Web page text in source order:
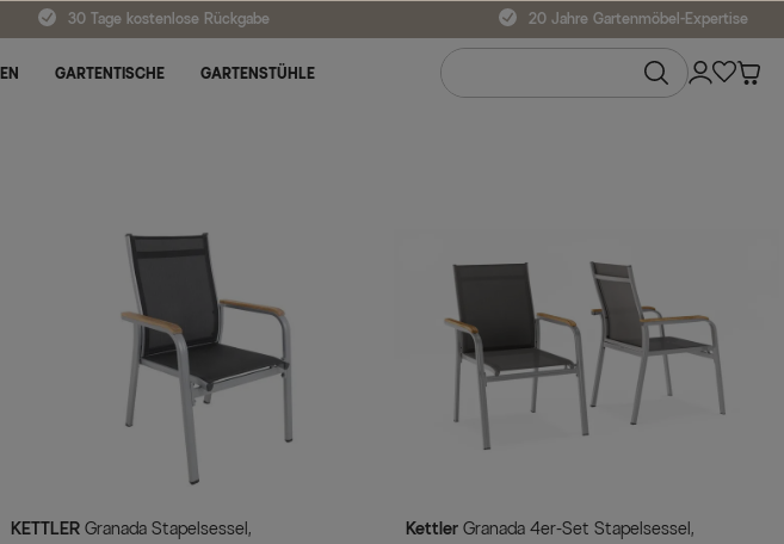
30 Tage kostenlose Rückgabe 20 Jahre Gartenmöbel-Expertise
GARTENTISCHE GARTENSTÜHLE
KETTLER Kettler